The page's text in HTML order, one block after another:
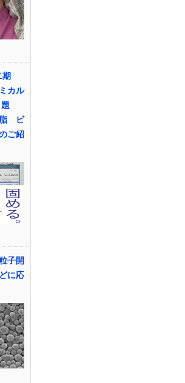
期
カル
脂 ビ
ご紹
子開
に応